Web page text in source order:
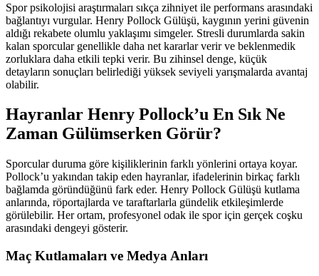
Spor psikolojisi araştırmaları sıkça zihniyet ile performans arasındaki
bağlantıyı vurgular. Henry Pollock Gülüşü, kaygının yerini güvenin
aldığı rekabete olumlu yaklaşımı simgeler. Stresli durumlarda sakin
kalan sporcular genellikle daha net kararlar verir ve beklenmedik
zorluklara daha etkili tepki verir. Bu zihinsel denge, küçük
detayların sonuçları belirlediği yüksek seviyeli yarışmalarda avantaj
olabilir.
Hayranlar Henry Pollock’u En Sık Ne
Zaman Gülümserken Görür?
Sporcular duruma göre kişiliklerinin farklı yönlerini ortaya koyar.
Pollock’u yakından takip eden hayranlar, ifadelerinin birkaç farklı
bağlamda göründüğünü fark eder. Henry Pollock Gülüşü kutlama
anlarında, röportajlarda ve taraftarlarla gündelik etkileşimlerde
görülebilir. Her ortam, profesyonel odak ile spor için gerçek coşku
arasındaki dengeyi gösterir.
Maç Kutlamaları ve Medya Anları